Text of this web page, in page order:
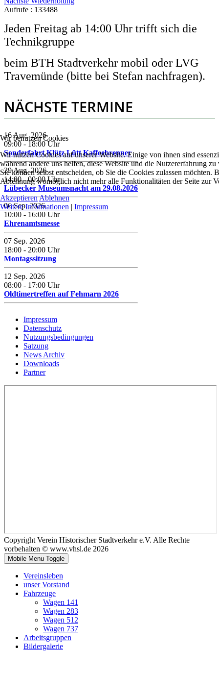
Aufrufe : 133488
Jeden Freitag ab 14:00 Uhr trifft sich die
Technikgruppe
beim BTH Stadtverkehr mobil oder LVG
Travemünde (bitte bei Stefan nachfragen).
NÄCHSTE TERMINE
16 Aug. 2026
09:00 - 18:00 Uhr
Sonderfahrt Klütz Lütt Kaffeebrenner
29 Aug. 2026
14:00-00:00Uhr
Lübecker Museumsnacht am 29.08.2026
06 Sep. 2026
10:00 - 16:00 Uhr
Ehrenamtsmesse
07 Sep. 2026
18:00 - 20:00 Uhr
Montagssitzung
12 Sep. 2026
08:00 - 17:00 Uhr
Oldtimertreffen auf Fehmarn 2026
Impressum
Datenschutz
Nutzungsbedingungen
Satzung
News Archiv
Downloads
Partner
Copyright Verein Historischer Stadtverkehr e.V. Alle Rechte
vorbehalten © www.vhsl.de 2026
Mobile Menu Toggle
Vereinsleben
unser Vorstand
Fahrzeuge
Wagen 141
Wagen 283
Wagen 512
Wagen 737
Arbeitsgruppen
Bildergalerie
Wir benutzen Cookies
Wir nutzen Cookies auf unserer Website. Einige von ihnen sind
während andere uns helfen, diese Website und die Nutzererfahrung
Sie können selbst entscheiden, ob Sie die Cookies zulassen möchten.
Ablehnung womöglich nicht mehr alle Funktionalitäten der Seite zur
AkzeptierenAblehnen
Weitere Informationen | Impressum